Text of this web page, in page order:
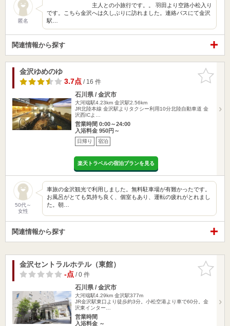
匿名
主人との小旅行です。。 羽田より空路小松入り
です。こちら金沢へは久しぶりに訪れました。連絡バスにて金沢
駅…
関連情報から探す
お気に入
りに追加
金沢ゆめのゆ
3.7点/ 16 件
石川県 / 金沢市
大河端駅4.23km 金沢駅2.56km
JR北陸本線 金沢駅よりタクシー利用10分北陸自動車道 金
沢西ICよ…
営業時間 0:00～24:00
入浴料金 950円～
日帰り 宿泊
楽天トラベルの宿泊プランを見る
50代～
女性
車旅の金沢観光で利用しました。無料駐車場が有難かったです。
お風呂がとても気持ち良く、個室もあり、運転の疲れがとれまし
た。朝…
関連情報から探す
お気に入
りに追加
金沢セントラルホテル（東館）
-点/ 0 件
石川県 / 金沢市
大河端駅4.29km 金沢駅377m
JR金沢駅東口より徒歩約3分。小松空港より車で60分。金
沢東インター…
営業時間
入浴料金 ～